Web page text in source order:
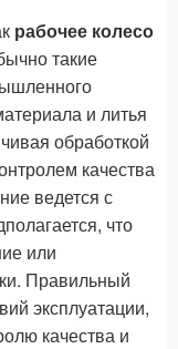
рабочее колесо
такие
и литья
обработкой
качества
ведется с
что
или
Правильный
эксплуатации,
качества и